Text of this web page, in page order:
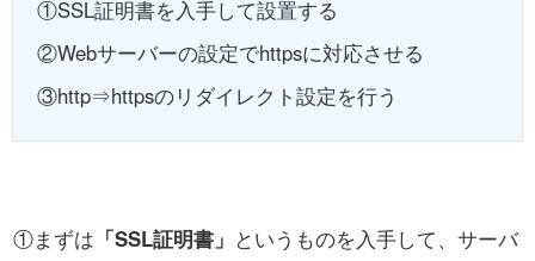
①SSL証明書を入手して設置する
②Webサーバーの設定でhttpsに対応させる
③http⇒httpsのリダイレクト設定を行う
①まずは 「SSL証明書」 というものを入手して、サーバ